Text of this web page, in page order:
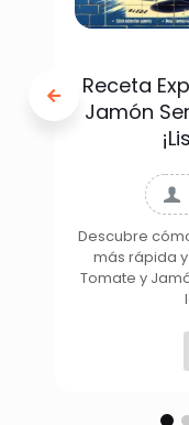
Receta
Jamón
Descubre
más rápida
Tomate y